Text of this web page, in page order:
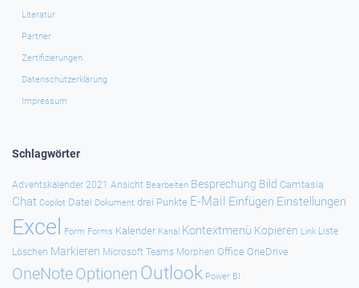
Literatur
Partner
Zertifizierungen
Datenschutzerklärung
Impressum
Schlagwörter
Adventskalender 2021 Ansicht Bearbeiten Besprechung Bild Camtasia
Chat Copilot Datei Dokument drei Punkte E-Mail Einfügen Einstellungen
Excel Form Forms Kalender Kanal Kontextmenü Kopieren Link Liste
Löschen Markieren Microsoft Teams Morphen Office OneDrive
OneNoteOptionen Outlook Power BI